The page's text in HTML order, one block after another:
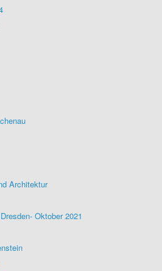
Architektur
Oktober 2021